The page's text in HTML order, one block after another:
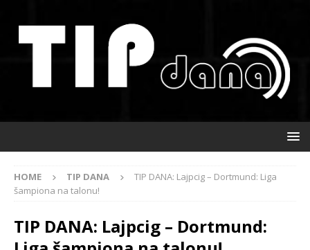
HOME TIP DANA
TIP DANA: Lajpcig – Dortmund: Liga
šampiona na talonu!
TIP DANA: Lajpcig – Dortmund: